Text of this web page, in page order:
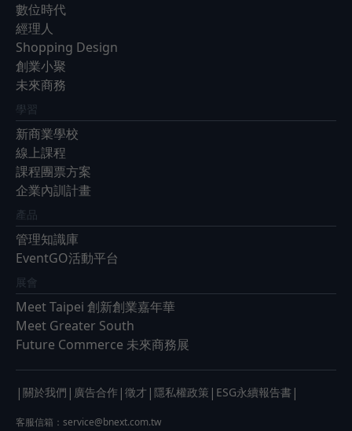
數位時代
經理人
Shopping Design
創業小聚
未來商務
學習
新商業學校
線上課程
課程團票方案
企業內訓計畫
產品
管理知識庫
EventGO活動平台
展會
Meet Taipei 創新創業嘉年華
Meet Greater South
Future Commerce 未來商務展
| 關於我們 | 廣告合作 | 徵才 | 隱私權政策 | ESG永續報告書 |
客服信箱： service@bnext.com.tw